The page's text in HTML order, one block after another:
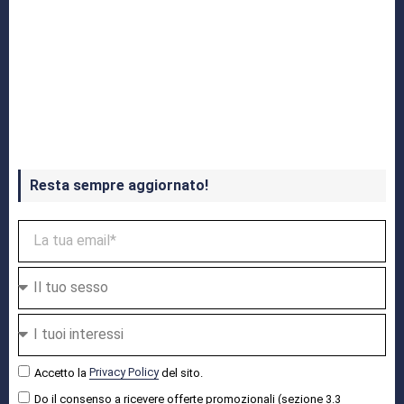
Resta sempre aggiornato!
Accetto la Privacy Policydel sito.
Do il consenso a ricevere offerte promozionali (sezione 3.3